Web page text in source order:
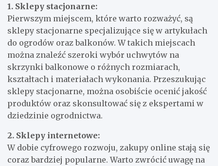
1. Sklepy stacjonarne:
Pierwszym miejscem, które warto rozważyć, są
sklepy stacjonarne specjalizujące się w artykułach
do ogrodów oraz balkonów. W takich miejscach
można znaleźć szeroki wybór uchwytów na
skrzynki balkonowe o różnych rozmiarach,
kształtach i materiałach wykonania. Przeszukując
sklepy stacjonarne, można osobiście ocenić jakość
produktów oraz skonsultować się z ekspertami w
dziedzinie ogrodnictwa.
2. Sklepy internetowe:
W dobie cyfrowego rozwoju, zakupy online stają się
coraz bardziej popularne. Warto zwrócić uwagę na